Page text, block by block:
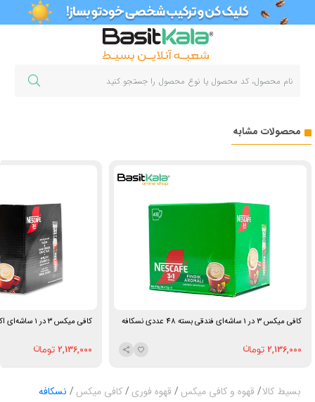
محصولات مشابه
کافی میکس 3 در 1 ساشه‌ای فندقی بسته 48 عددی نسکافه
2,136,000
کافی میکس ۳ در ۱ ساشه‌ای اکسترا بسته ۴۸ عددی نسکافه
2,136,000
بسیط کالا قهوه و کافی میکس قهوه فوری کافی میکس نسکافه